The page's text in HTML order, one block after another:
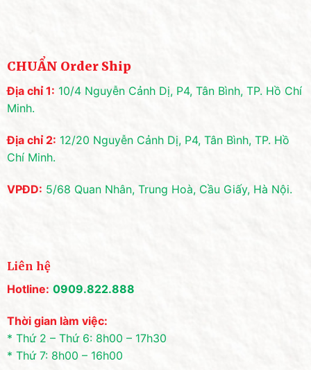
CHUẨN Order Ship
Địa chỉ 1: 10/4 Nguyễn Cảnh Dị, P4, Tân Bình, TP. Hồ Chí
Minh.
Địa chỉ 2: 12/20 Nguyễn Cảnh Dị, P4, Tân Bình, TP. Hồ
Chí Minh.
VPĐD: 5/68 Quan Nhân, Trung Hoà, Cầu Giấy, Hà Nội.
Liên hệ
Hotline: 0909.822.888
Thời gian làm việc:
* Thứ 2 – Thứ 6: 8h00 – 17h30
* Thứ 7: 8h00 – 16h00